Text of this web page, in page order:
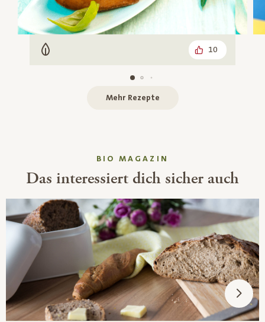
Vegetarisch 10
Mehr Rezepte
BIO MAGAZIN
Das interessiert dich sicher auch